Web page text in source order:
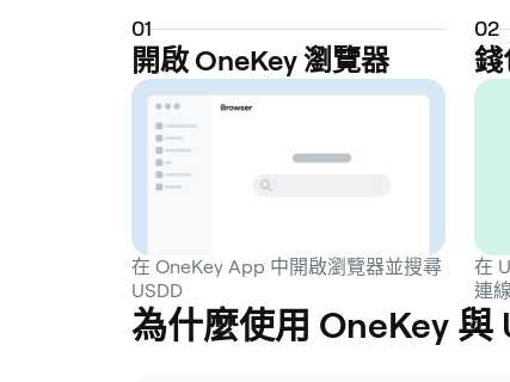
01
開啟 OneKey 瀏覽器
在 OneKey App 中開啟瀏覽器並搜尋
USDD
02
錢
在
連
為什麼使用 OneKey 與